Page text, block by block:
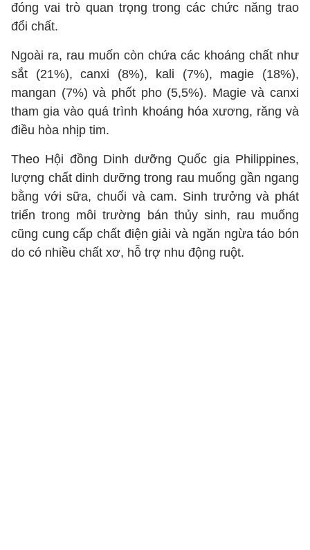
đóng vai trò quan trọng trong các chức năng trao
đổi chất.
Ngoài ra, rau muốn còn chứa các khoáng chất như
sắt (21%), canxi (8%), kali (7%), magie (18%),
mangan (7%) và phốt pho (5,5%). Magie và canxi
tham gia vào quá trình khoáng hóa xương, răng và
điều hòa nhịp tim.
Theo Hội đồng Dinh dưỡng Quốc gia Philippines,
lượng chất dinh dưỡng trong rau muống gần ngang
bằng với sữa, chuối và cam. Sinh trưởng và phát
triển trong môi trường bán thủy sinh, rau muống
cũng cung cấp chất điện giải và ngăn ngừa táo bón
do có nhiều chất xơ, hỗ trợ nhu động ruột.